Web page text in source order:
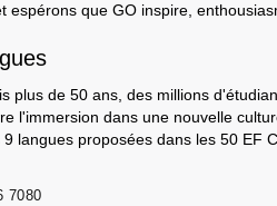
espérons que GO inspire,
plus de 50 ans, des millions
l'immersion dans une nouvelle
langues proposées dans les 50 EF
7080